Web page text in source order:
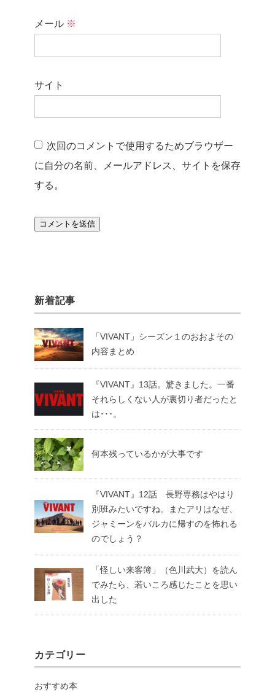
メール ※
サイト
次回のコメントで使用するためブラウザー
に自分の名前、メールアドレス、サイトを保存
する。
新着記事
「VIVANT」シーズン１のおおよその
内容まとめ
『VIVANT』13話。驚きました。一番
それらしくない人が裏切り者だったと
は･･･。
何本残っているかが大事です
『VIVANT』12話 長野専務はやはり
別班みたいですね。またアリはなぜ、
ジャミーンをバルカに帰すのを怖れる
のでしょう？
「怪しい来客簿」（色川武大）を読ん
でみたら、若いころ感じたことを思い
出した
カテゴリー
おすすめ本